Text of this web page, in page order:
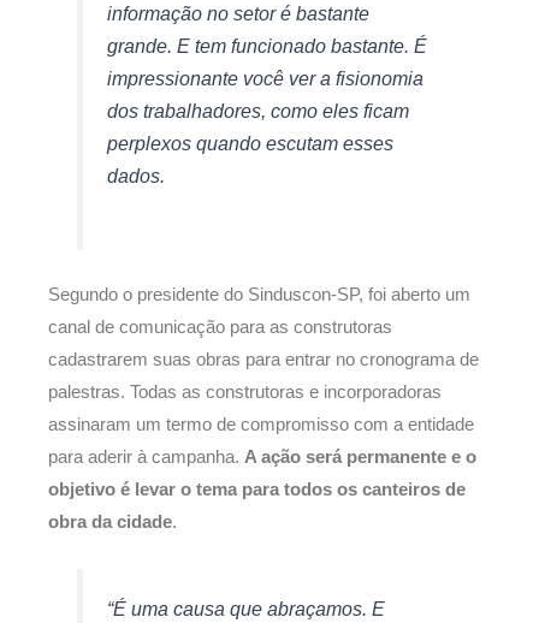
informação no setor é bastante
grande. E tem funcionado bastante. É
impressionante você ver a fisionomia
dos trabalhadores, como eles ficam
perplexos quando escutam esses
dados.
Segundo o presidente do Sinduscon-SP, foi aberto um
canal de comunicação para as construtoras
cadastrarem suas obras para entrar no cronograma de
palestras. Todas as construtoras e incorporadoras
assinaram um termo de compromisso com a entidade
para aderir à campanha. A ação será permanente e o
objetivo é levar o tema para todos os canteiros de
obra da cidade.
“É uma causa que abraçamos. E